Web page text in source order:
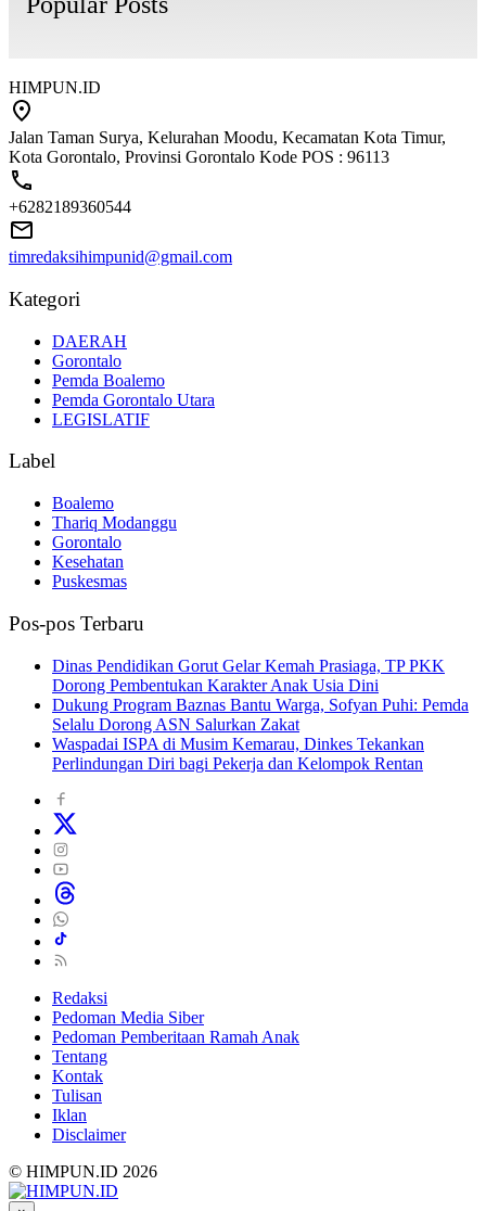
HIMPUN.ID
Jalan Taman Surya, Kelurahan Moodu, Kecamatan Kota Timur,
Kota Gorontalo, Provinsi Gorontalo Kode POS : 96113
+6282189360544
timredaksihimpunid@gmail.com
Kategori
DAERAH
Gorontalo
Pemda Boalemo
Pemda Gorontalo Utara
LEGISLATIF
Label
Boalemo
Thariq Modanggu
Gorontalo
Kesehatan
Puskesmas
Pos-pos Terbaru
Dinas Pendidikan Gorut Gelar Kemah Prasiaga, TP PKK
Dorong Pembentukan Karakter Anak Usia Dini
Dukung Program Baznas Bantu Warga, Sofyan Puhi: Pemda
Selalu Dorong ASN Salurkan Zakat
Waspadai ISPA di Musim Kemarau, Dinkes Tekankan
Perlindungan Diri bagi Pekerja dan Kelompok Rentan
Redaksi
Pedoman Media Siber
Pedoman Pemberitaan Ramah Anak
Tentang
Kontak
Tulisan
Iklan
Disclaimer
© HIMPUN.ID 2026